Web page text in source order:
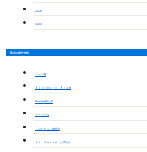
2LDK
3LDK
周辺の物件情報
ハイツ藤
Ｆｕｊｉｎａｒｉ Ｒｉｓｅ
Branche桜山Ⅲ
ライフビル
プロビデンス御器所
Ｌａ Ｍａｒｓａ 八事山Ⅰ